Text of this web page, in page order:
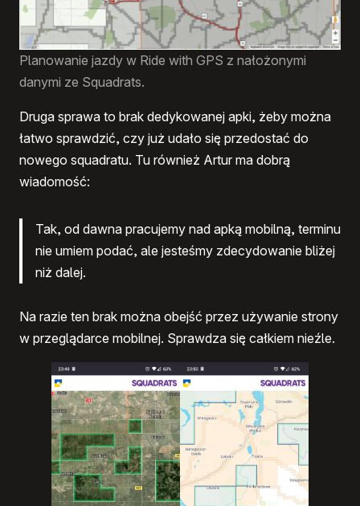
Planowanie jazdy w Ride with GPS z nałożonymi
danymi ze Squadrats.
Druga sprawa to brak dedykowanej apki, żeby można
łatwo sprawdzić, czy już udało się przedostać do
nowego squadratu. Tu również Artur ma dobrą
wiadomość:
Tak, od dawna pracujemy nad apką mobilną, terminu
nie umiem podać, ale jesteśmy zdecydowanie bliżej
niż dalej.
Na razie ten brak można obejść przez używanie strony
w przeglądarce mobilnej. Sprawdza się całkiem nieźle.